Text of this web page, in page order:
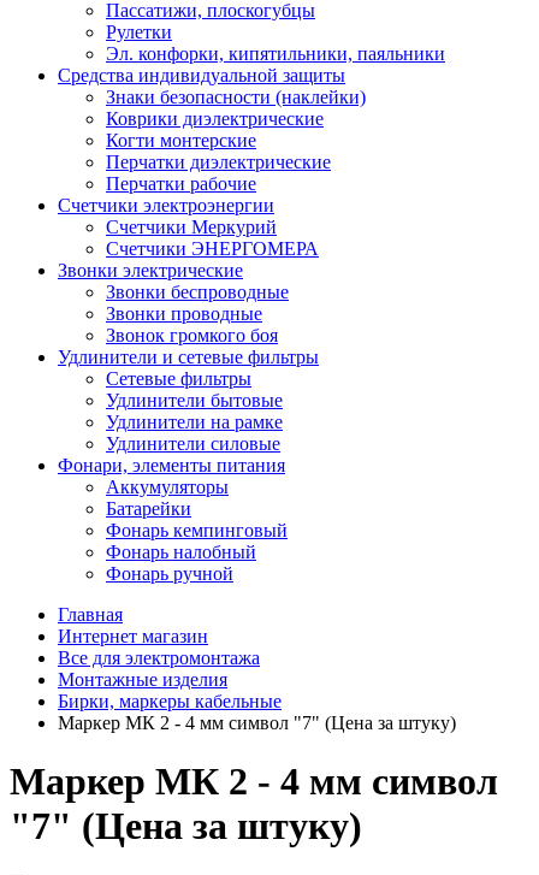
Пассатижи, плоскогубцы
Рулетки
Эл. конфорки, кипятильники, паяльники
Средства индивидуальной защиты
Знаки безопасности (наклейки)
Коврики диэлектрические
Когти монтерские
Перчатки диэлектрические
Перчатки рабочие
Счетчики электроэнергии
Счетчики Меркурий
Счетчики ЭНЕРГОМЕРА
Звонки электрические
Звонки беспроводные
Звонки проводные
Звонок громкого боя
Удлинители и сетевые фильтры
Сетевые фильтры
Удлинители бытовые
Удлинители на рамке
Удлинители силовые
Фонари, элементы питания
Аккумуляторы
Батарейки
Фонарь кемпинговый
Фонарь налобный
Фонарь ручной
Главная
Интернет магазин
Все для электромонтажа
Монтажные изделия
Бирки, маркеры кабельные
Маркер МК 2 - 4 мм символ "7" (Цена за штуку)
Маркер МК 2 - 4 мм символ
"7" (Цена за штуку)